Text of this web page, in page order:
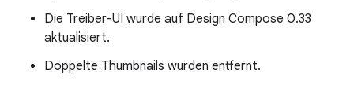
Die Treiber-UI wurde auf Design Compose 0.33
aktualisiert.
Doppelte Thumbnails wurden entfernt.